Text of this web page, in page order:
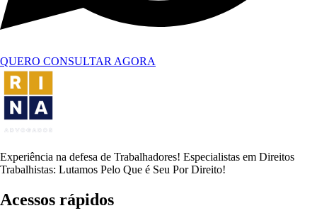
QUERO CONSULTAR AGORA
Experiência na defesa de Trabalhadores! Especialistas em Direitos
Trabalhistas: Lutamos Pelo Que é Seu Por Direito!
Acessos rápidos